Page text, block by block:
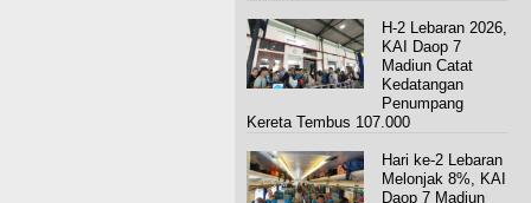
H-2 Lebaran 2026,
KAI Daop 7
Madiun Catat
Kedatangan
Penumpang
Kereta Tembus 107.000
Hari ke-2 Lebaran
Melonjak 8%, KAI
Daop 7 Madiun